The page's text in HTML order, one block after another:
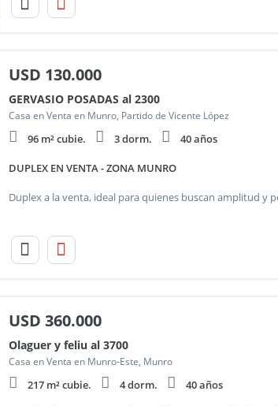
USD 130.000
GERVASIO POSADAS al 2300
Casa en Venta en Munro, Partido de Vicente López
96 m² cubie. 3 dorm. 40 años
DUPLEX EN VENTA - ZONA MUNRO
USD 360.000
Olaguer y feliu al 3700
Casa en Venta en Munro-Este, Munro
217 m² cubie. 4 dorm. 40 años